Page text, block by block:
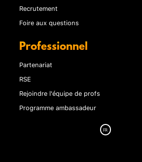
Recrutement
Foire aux questions
Professionnel
Partenariat
RSE
Rejoindre l'équipe de profs
Programme ambassadeur